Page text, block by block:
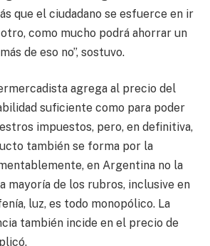
que el ciudadano se esfuerce en ir
como mucho podrá ahorrar un
de eso no”, sostuvo.
agrega al precio del
suficiente como para poder
impuestos, pero, en definitiva,
también se forma por la
en Argentina no la
mayoría de los rubros, inclusive en
luz, es todo monopólico. La
también incide en el precio de